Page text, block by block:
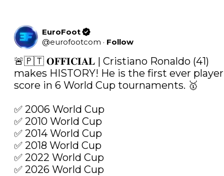
EuroFoot
@eurofootcom · Follow
🚨🇵🇹 𝐎𝐅𝐅𝐈𝐂𝐈𝐀𝐋 | Cristiano Ronaldo (41)
makes HISTORY! He is the first ever
score in 6 World Cup tournaments. 🥇
✅ 2006 World Cup
✅ 2010 World Cup
✅ 2014 World Cup
✅ 2018 World Cup
✅ 2022 World Cup
✅ 2026 World Cup